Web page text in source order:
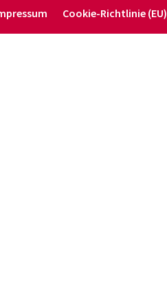
Cookie-Richt­­linie (EU)